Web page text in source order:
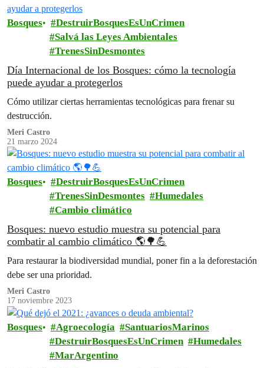
Bosques
DestruirBosquesEsUnCrimen
Salvá las Leyes Ambientales
TrenesSinDesmontes
Día Internacional de los Bosques: cómo la tecnología
puede ayudar a protegerlos
Cómo utilizar ciertas herramientas tecnológicas para frenar su
destrucción.
Meri Castro
21 marzo 2024
Bosques
DestruirBosquesEsUnCrimen
TrenesSinDesmontes
Humedales
Cambio climático
Bosques: nuevo estudio muestra su potencial para
combatir al cambio climático 🌎🌳💪
Para restaurar la biodiversidad mundial, poner fin a la deforestación
debe ser una prioridad.
Meri Castro
17 noviembre 2023
Bosques Agroecología
SantuariosMarinos
DestruirBosquesEsUnCrimen
Humedales
MarArgentino